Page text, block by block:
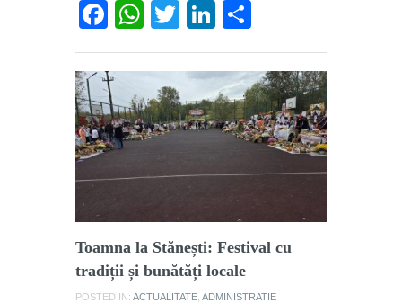
Facebook
WhatsApp
TwitterLinkedIn
Toamna la Stănești: Festival cu
tradiții și bunătăți locale
POSTED IN: ACTUALITATE ADMINISTRATIE